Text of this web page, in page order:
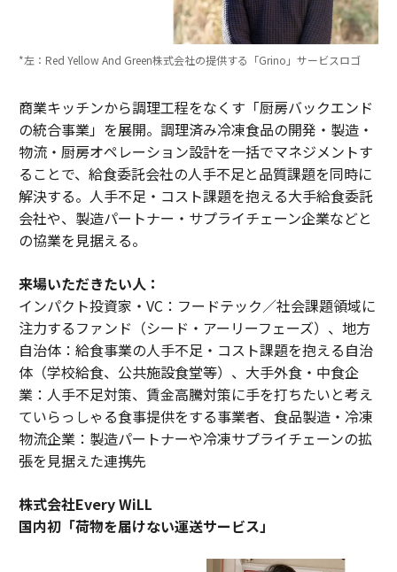
*左：Red Yellow And Green株式会社の提供する「Grino」サービスロゴ
商業キッチンから調理工程をなくす「厨房バックエンド
の統合事業」を展開。調理済み冷凍食品の開発・製造・
物流・厨房オペレーション設計を一括でマネジメントす
ることで、給食委託会社の人手不足と品質課題を同時に
解決する。人手不足・コスト課題を抱える大手給食委託
会社や、製造パートナー・サプライチェーン企業などと
の協業を見据える。
来場いただきたい人：
インパクト投資家・VC：フードテック／社会課題領域に
注力するファンド（シード・アーリーフェーズ）、地方
自治体：給食事業の人手不足・コスト課題を抱える自治
体（学校給食、公共施設食堂等）、大手外食・中食企
業：人手不足対策、賃金高騰対策に手を打ちたいと考え
ていらっしゃる食事提供をする事業者、食品製造・冷凍
物流企業：製造パートナーや冷凍サプライチェーンの拡
張を見据えた連携先
株式会社Every WiLL
国内初「荷物を届けない運送サービス」